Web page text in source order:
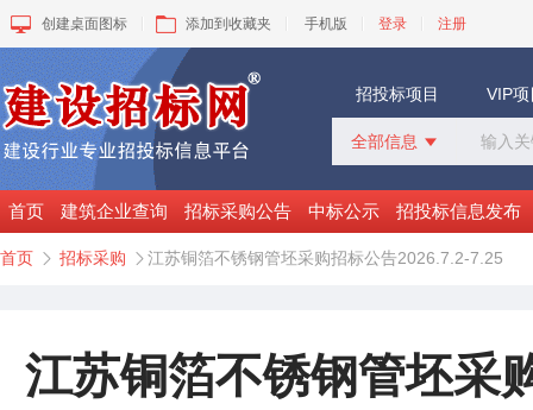
创建桌面图标 添加到收藏夹 手机版 登录 注册
招投标项目 VIP
全部信息 
招标采购
中标公示
变更公告
询价采购
谈判采购
首页 建筑企业查询 招标采购公告 中标公示 招投标信息发布
首页  招标采购  江苏铜箔不锈钢管坯采购招标公告2026.7.2-7.25
江苏铜箔不锈钢管坯采